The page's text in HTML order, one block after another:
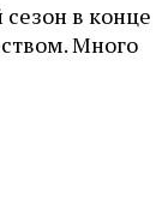
в конце
Много